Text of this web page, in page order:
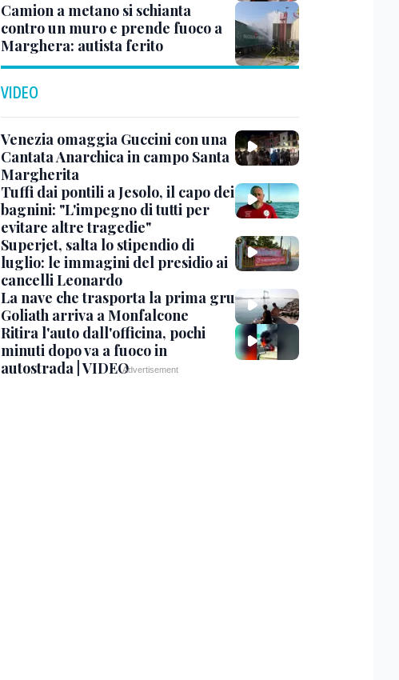
Camion a metano si schianta
contro un muro e prende fuoco a
Marghera: autista ferito
VIDEO
Venezia omaggia Guccini con una
Cantata Anarchica in campo Santa
Margherita
Tuffi dai pontili a Jesolo, il capo dei
bagnini: "L'impegno di tutti per
evitare altre tragedie"
Superjet, salta lo stipendio di
luglio: le immagini del presidio ai
cancelli Leonardo
La nave che trasporta la prima gru
Goliath arriva a Monfalcone
Ritira l'auto dall'officina, pochi
minuti dopo va a fuoco in
autostrada | VIDEO